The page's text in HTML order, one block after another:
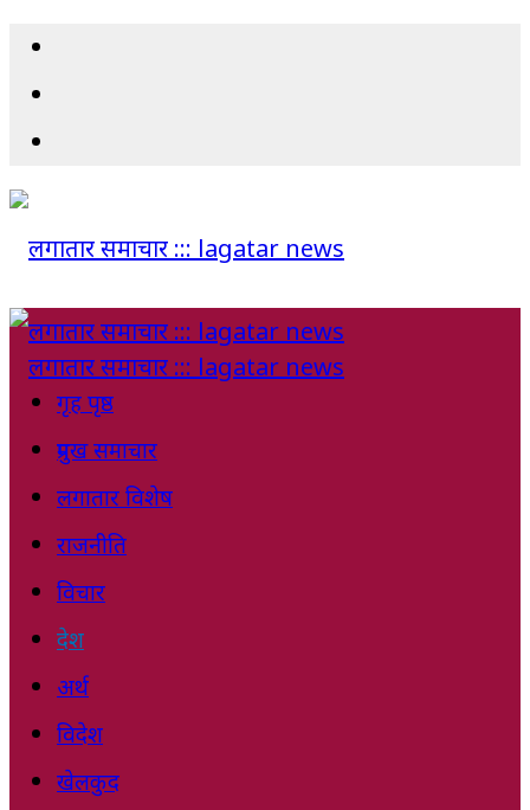
गृह पृष्ठ
प्रमुख समाचार
लगातार विशेष
राजनीति
विचार
देश
अर्थ
विदेश
खेलकुद